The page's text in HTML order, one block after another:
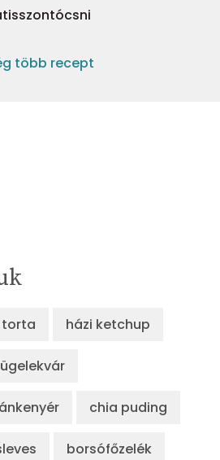
több recept
házi ketchup
chia puding
borsófőzelék